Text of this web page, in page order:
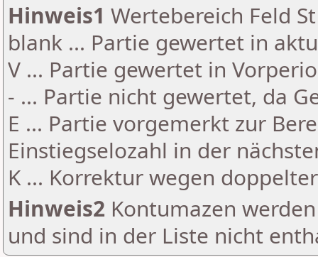
Hinweis1 Wertebereich Feld
blank ... Partie gewertet in
V ... Partie gewertet in
- ... Partie nicht gewertet, da
E ... Partie vorgemerkt zur
Einstiegselozahl in der
K ... Korrektur wegen
Hinweis2 Kontumazen
und sind in der Liste nicht